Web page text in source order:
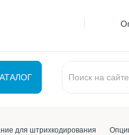
для штрихкодирования